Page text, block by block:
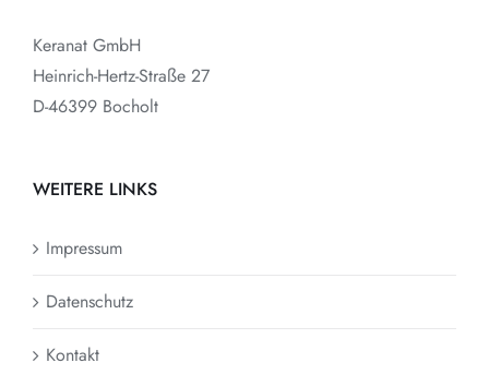
Keranat GmbH
Heinrich-Hertz-Straße 27
D-46399 Bocholt
WEITERE LINKS
Impressum
Datenschutz
Kontakt